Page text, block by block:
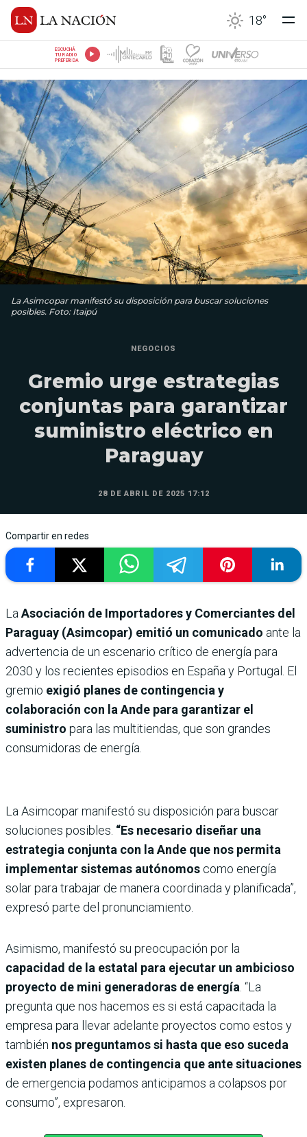
18°
ESCUCHÁ
TU RADIO
PREFERIDA
La Asimcopar manifestó su disposición para buscar soluciones
posibles. Foto: Itaipú
NEGOCIOS
Gremio urge estrategias
conjuntas para garantizar
suministro eléctrico en
Paraguay
28 DE ABRIL DE 2025 17:12
Compartir en redes
La Asociación de Importadores y Comerciantes del
Paraguay (Asimcopar) emitió un comunicado ante la
advertencia de un escenario crítico de energía para
2030 y los recientes episodios en España y Portugal. El
gremio exigió planes de contingencia y
colaboración con la Ande para garantizar el
suministro para las multitiendas, que son grandes
consumidoras de energía.
La Asimcopar manifestó su disposición para buscar
soluciones posibles. “Es necesario diseñar una
estrategia conjunta con la Ande que nos permita
implementar sistemas autónomos como energía
solar para trabajar de manera coordinada y planificada”,
expresó parte del pronunciamiento.
Asimismo, manifestó su preocupación por la
capacidad de la estatal para ejecutar un ambicioso
proyecto de mini generadoras de energía . “La
pregunta que nos hacemos es si está capacitada la
empresa para llevar adelante proyectos como estos y
también nos preguntamos si hasta que eso suceda
existen planes de contingencia que ante situaciones
de emergencia podamos anticipamos a colapsos por
consumo”, expresaron.